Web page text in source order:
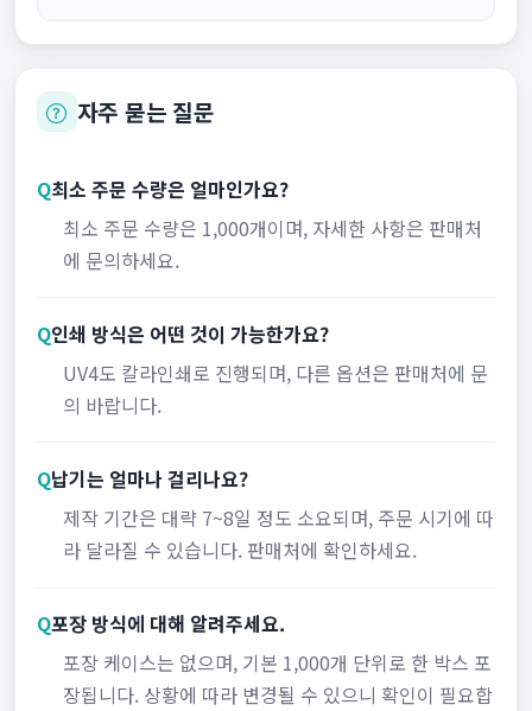
자주 묻는 질문
Q최소 주문 수량은 얼마인가요?
최소 주문 수량은 1,000개이며, 자세한 사항은 판매처
에 문의하세요.
Q인쇄 방식은 어떤 것이 가능한가요?
UV4도 칼라인쇄로 진행되며, 다른 옵션은 판매처에 문
의 바랍니다.
Q납기는 얼마나 걸리나요?
제작 기간은 대략 7~8일 정도 소요되며, 주문 시기에 따
라 달라질 수 있습니다. 판매처에 확인하세요.
Q포장 방식에 대해 알려주세요.
포장 케이스는 없으며, 기본 1,000개 단위로 한 박스 포
장됩니다. 상황에 따라 변경될 수 있으니 확인이 필요합